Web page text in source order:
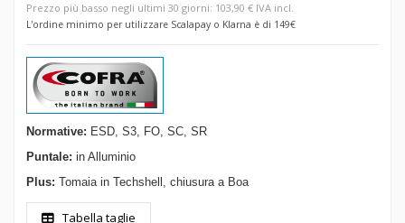
Prezzo più basso negli ultimi 30 giorni: 103,90 € IVA incl.
L'ordine minimo per utilizzare Scalapay o Klarna è di 149€
Normative: ESD, S3, FO, SC, SR
Puntale: in Alluminio
Plus: Tomaia in Techshell, chiusura a Boa
Tabella taglie